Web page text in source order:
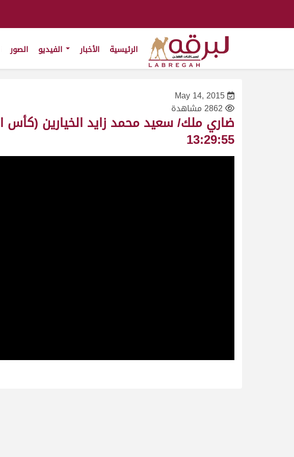
الرئيسية الأخبار الصور
May 14, 2015
2862 مشاهدة
13:29:55